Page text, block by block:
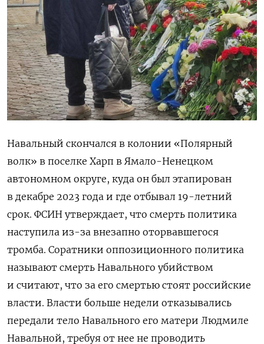
Навальный скончался в колонии «Полярный
волк» в поселке Харп в Ямало-Ненецком
автономном округе, куда он был этапирован
в декабре 2023 года и где отбывал 19-летний
срок. ФСИН утверждает, что смерть политика
наступила из-за внезапно оторвавшегося
тромба. Соратники оппозиционного политика
называют смерть Навального убийством
и считают, что за его смертью стоят российские
власти. Власти больше недели отказывались
передали тело Навального его матери Людмиле
Навальной, требуя от нее не проводить